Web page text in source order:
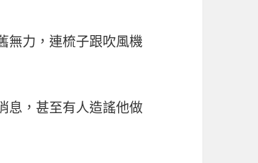
無力，連梳子跟吹風機
息，甚至有人造謠他做